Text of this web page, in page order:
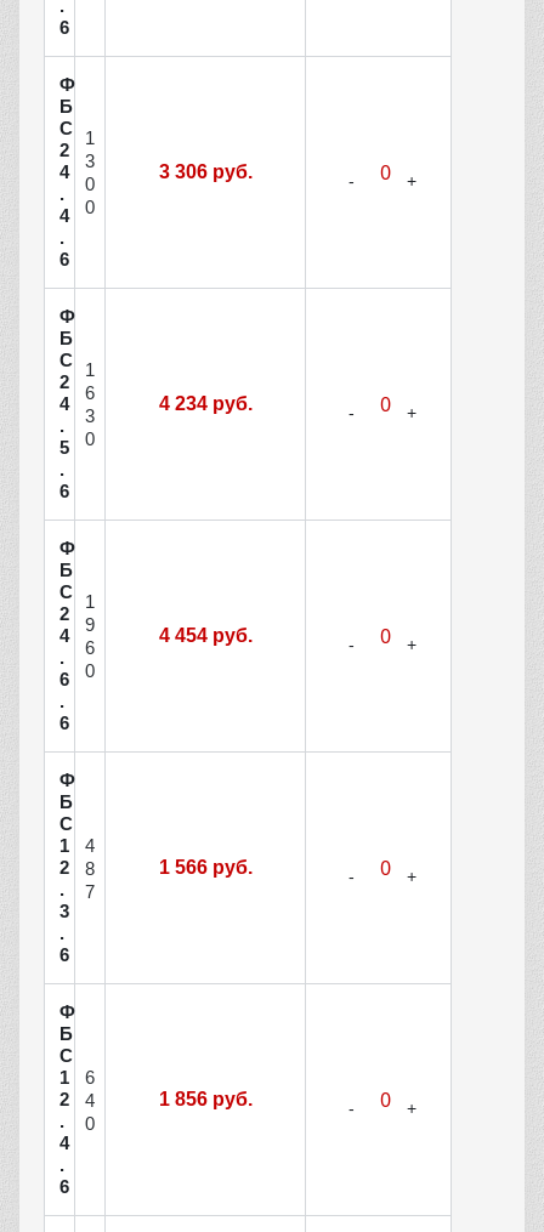
.
6
Ф
Б
С
2
4
.
4
.
6
1
3
0
0
3 306 руб.
Ф
Б
С
2
4
.
5
.
6
1
6
3
0
4 234 руб.
Ф
Б
С
2
4
.
6
.
6
1
9
6
0
4 454 руб.
Ф
Б
С
1
2
.
3
.
6
4
8
7
1 566 руб.
Ф
Б
С
1
2
.
4
.
6
6
4
0
1 856 руб.